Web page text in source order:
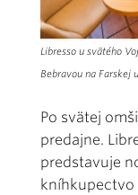
Libresso u svätého
Bebravou na Farskej
Po svätej
predajne.
predstavuje
kníhkupectvo